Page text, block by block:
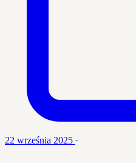
22 września 2025 ·